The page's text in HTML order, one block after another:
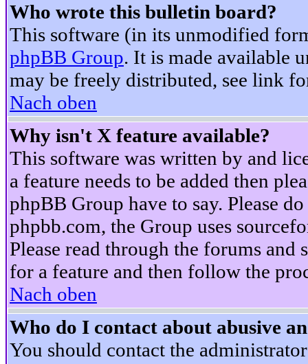
Who wrote this bulletin board?
This software (in its unmodified
phpBB Group. It is made available
may be freely distributed, see link
Nach oben
Why isn't X feature available?
This software was written by and
a feature needs to be added then
phpBB Group have to say. Please
phpbb.com, the Group uses
Please read through the forums
for a feature and then follow the
Nach oben
Who do I contact about abusive
You should contact the